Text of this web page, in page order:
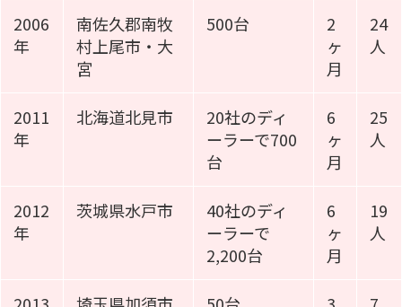
2006
年
南佐久郡南牧
村上尾市・大
宮
500台
2
ヶ
月
24
人
2011
年
北海道北見市
20社のディ
ーラーで700
台
6
ヶ
月
25
人
2012
年
茨城県水戸市
40社のディ
ーラーで
2,200台
6
ヶ
月
19
人